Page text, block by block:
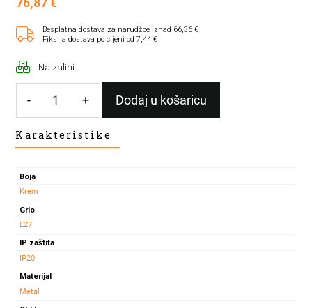
Besplatna dostava za narudžbe iznad 66,36 €
Fiksna dostava po cijeni od 7,44 €
Na zalihi
-
SVJETILJKA
KREM
količina
+ Dodaj u košaricu
Karakteristike
Boja
Krem
Grlo
E27
IP zaštita
IP20
Materijal
Metal